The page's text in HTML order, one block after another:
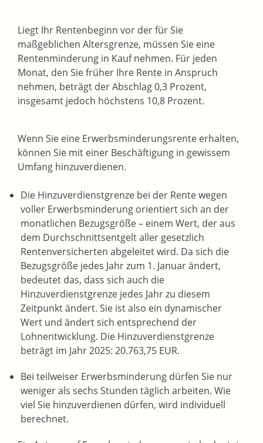
Liegt Ihr Rentenbeginn vor der für Sie
maßgeblichen Altersgrenze, müssen Sie eine
Rentenminderung in Kauf nehmen. Für jeden
Monat, den Sie früher Ihre Rente in Anspruch
nehmen, beträgt der Abschlag 0,3 Prozent,
insgesamt jedoch höchstens 10,8 Prozent.
Wenn Sie eine Erwerbsminderungsrente erhalten,
können Sie mit einer Beschäftigung in gewissem
Umfang hinzuverdienen.
Die Hinzuverdienstgrenze bei der Rente wegen
voller Erwerbsminderung orientiert sich an der
monatlichen Bezugsgröße – einem Wert, der aus
dem Durchschnittsentgelt aller gesetzlich
Rentenversicherten abgeleitet wird. Da sich die
Bezugsgröße jedes Jahr zum 1. Januar ändert,
bedeutet das, dass sich auch die
Hinzuverdienstgrenze jedes Jahr zu diesem
Zeitpunkt ändert. Sie ist also ein dynamischer
Wert und ändert sich entsprechend der
Lohnentwicklung. Die Hinzuverdienstgrenze
beträgt im Jahr 2025: 20.763,75 EUR.
Bei teilweiser Erwerbsminderung dürfen Sie nur
weniger als sechs Stunden täglich arbeiten. Wie
viel Sie hinzuverdienen dürfen, wird individuell
berechnet.